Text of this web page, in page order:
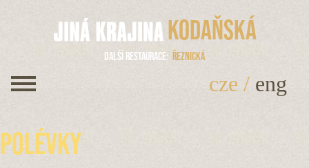
Kodaňská
Další restaurace Řeznická
cze / eng
Polévky